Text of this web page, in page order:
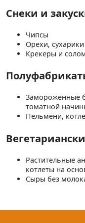
Снеки и
Чипсы
Орехи, сухарики
Крекеры и
Замороженные
томатной
Пельмени,
Растительные
котлеты на
Сыры без